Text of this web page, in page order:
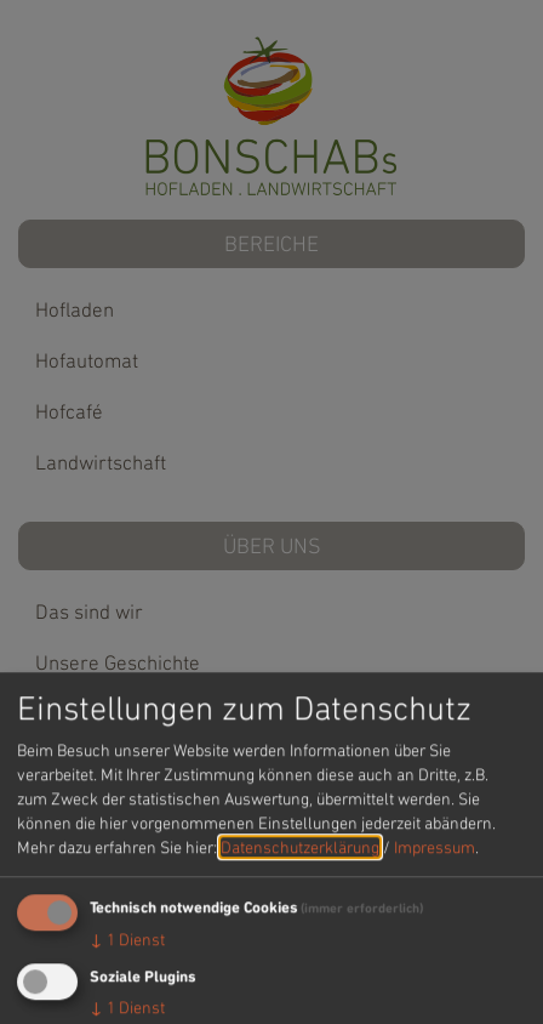
BEREICHE
Hofladen
Hofautomat
Hofcafé
Landwirtschaft
ÜBER UNS
Das sind wir
Unsere Geschichte
KONTAKT
Einstellungen zum Datenschutz
Beim Besuch unserer Website werden Informationen über Sie
verarbeitet. Mit Ihrer Zustimmung können diese auch an Dritte, z.B.
zum Zweck der statistischen Auswertung, übermittelt werden. Sie
können die hier vorgenommenen Einstellungen jederzeit abändern.
Mehr dazu erfahren Sie hier: Datenschutzerklärung / Impressum
Technisch notwendige Cookies (immer erforderlich)
↓ 1 Dienst
Soziale Plugins
↓ 1 Dienst